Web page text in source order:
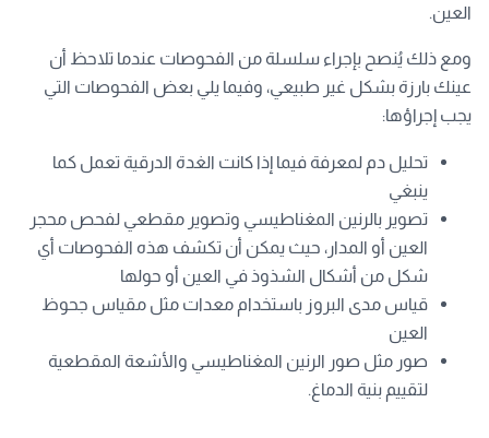
العين.
ومع ذلك يُنصح بإجراء سلسلة من الفحوصات عندما تلاحظ أن
عينك بارزة بشكل غير طبيعي، وفيما يلي بعض الفحوصات التي
يجب إجراؤها:
تحليل دم لمعرفة فيما إذا كانت الغدة الدرقية تعمل كما
ينبغي
تصوير بالرنين المغناطيسي وتصوير مقطعي لفحص محجر
العين أو المدار، حيث يمكن أن تكشف هذه الفحوصات أي
شكل من أشكال الشذوذ في العين أو حولها
قياس مدى البروز باستخدام معدات مثل مقياس جحوظ
العين
صور مثل صور الرنين المغناطيسي والأشعة المقطعية
لتقييم بنية الدماغ.